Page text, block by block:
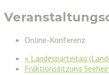
Online-Konferenz
« Landesparteitag
Fraktionssitzung